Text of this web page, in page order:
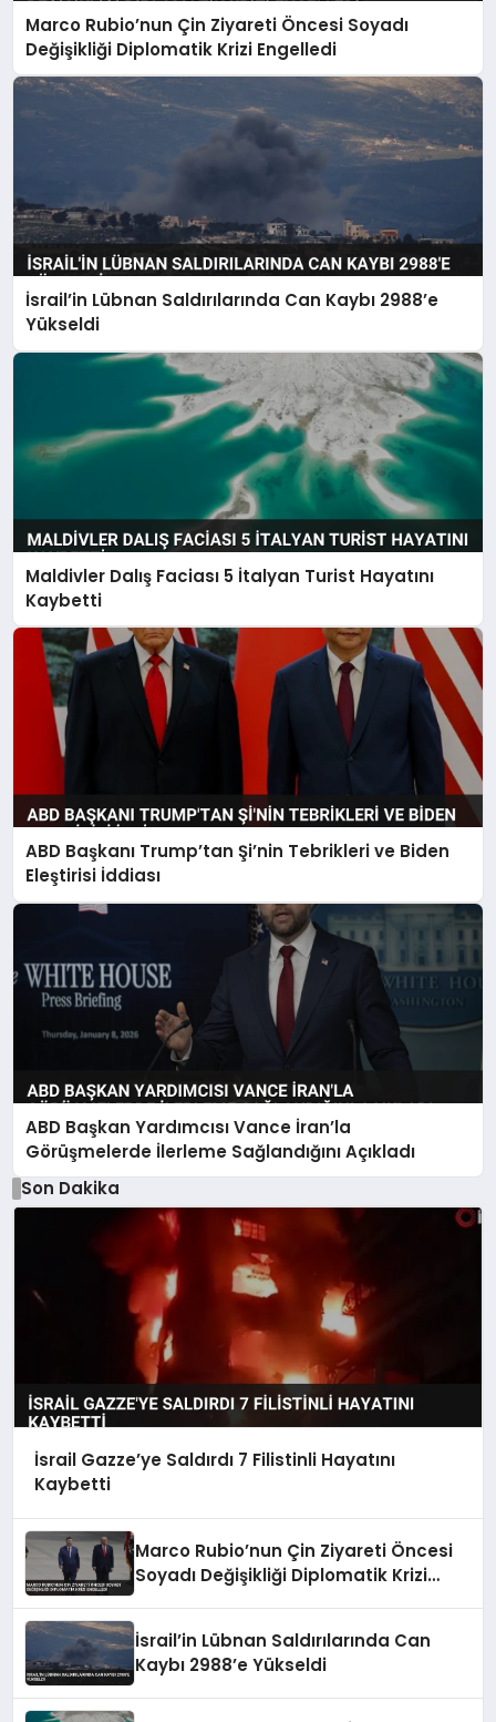
Marco Rubio’nun Çin Ziyareti Öncesi Soyadı
Değişikliği Diplomatik Krizi Engelledi
İsrail’in Lübnan Saldırılarında Can Kaybı 2988’e
Yükseldi
Maldivler Dalış Faciası 5 İtalyan Turist Hayatını
Kaybetti
ABD Başkanı Trump’tan Şi’nin Tebrikleri ve Biden
Eleştirisi İddiası
ABD Başkan Yardımcısı Vance İran’la
Görüşmelerde İlerleme Sağlandığını Açıkladı
Son Dakika
İsrail Gazze’ye Saldırdı 7 Filistinli Hayatını
Kaybetti
Marco Rubio’nun Çin Ziyareti Öncesi
Soyadı Değişikliği Diplomatik Krizi
İsrail’in Lübnan Saldırılarında Can
Kaybı 2988’e Yükseldi